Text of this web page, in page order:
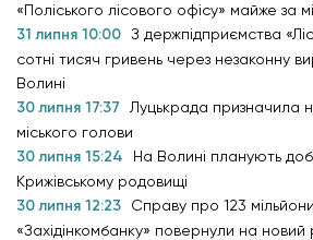
«Поліського лісового офісу» майже за
31 липня 10:00 З держпідприємства
сотні тисяч гривень через незаконну
Волині
30 липня 17:37
Луцькрада призначила
міського голови
30 липня 15:24
На Волині планують
Крижівському родовищі
30 липня 12:23
Справу про 123 мільйони
«Західінкомбанку» повернули на новий